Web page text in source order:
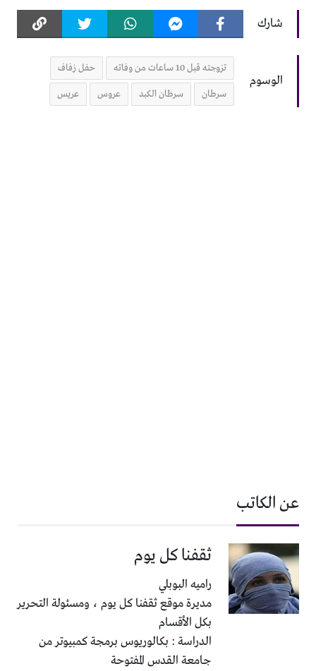
شارك
الوسوم
تزوجته قبل 10 ساعات من وفاته حفل زفاف
سرطان سرطان الكبد عروس عريس
عن الكاتب
ثقفنا كل يوم
راميه البوبلي
مديرة موقع ثقفنا كل يوم ، ومسئولة التحرير
بكل الأقسام
الدراسة : بكالوريوس برمجة كمبيوتر من
جامعة القدس المفتوحة